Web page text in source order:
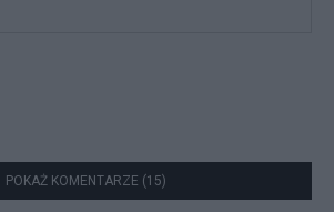
POKAŻ KOMENTARZE (15)